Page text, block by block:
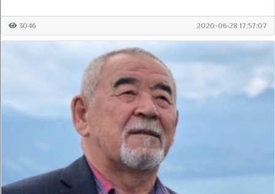
3046 2020-06-28 17:57:07